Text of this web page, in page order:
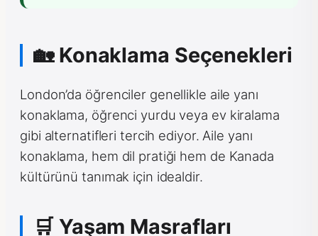
🏡 Konaklama Seçenekleri
London’da öğrenciler genellikle aile yanı
konaklama, öğrenci yurdu veya ev kiralama
gibi alternatifleri tercih ediyor. Aile yanı
konaklama, hem dil pratiği hem de Kanada
kültürünü tanımak için idealdir.
🛒 Yaşam Masrafları